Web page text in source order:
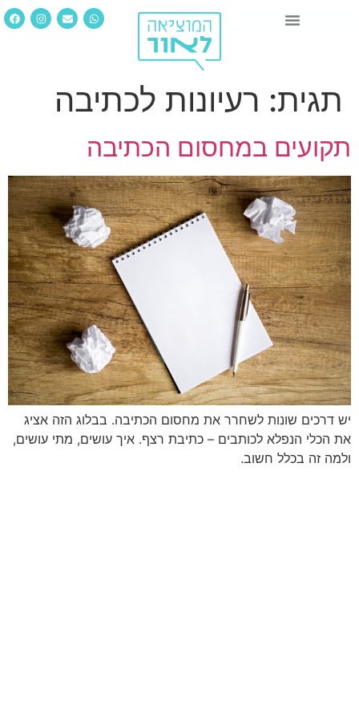
תגית: רעיונות לכתיבה
תקועים במחסום הכתיבה
יש דרכים שונות לשחרר את מחסום הכתיבה. בבלוג הזה אציג
את הכלי הנפלא לכותבים – כתיבת רצף. איך עושים, מתי עושים,
ולמה זה בכלל חשוב.